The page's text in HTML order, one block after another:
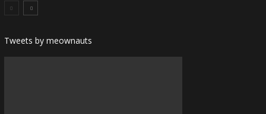
Tweets by meownauts